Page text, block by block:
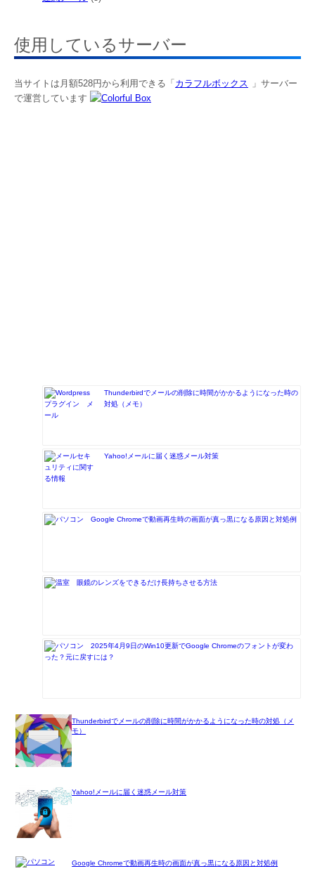
使用しているサーバー
当サイトは月額528円から利用できる「カラフルボックス
」サーバー
で運営しています
Thunderbirdでメールの削除に時間がかかるようになった時の
対処（メモ）
Yahoo!メールに届く迷惑メール対策
Google Chromeで動画再生時の画面が真っ黒になる原因と対処例
眼鏡のレンズをできるだけ長持ちさせる方法
2025年4月9日のWin10更新でGoogle Chromeのフォントが変わ
った？元に戻すには？
Thunderbirdでメールの削除に時間がかかるようになった時の対処（メ
モ）
Yahoo!メールに届く迷惑メール対策
Google Chromeで動画再生時の画面が真っ黒になる原因と対処例